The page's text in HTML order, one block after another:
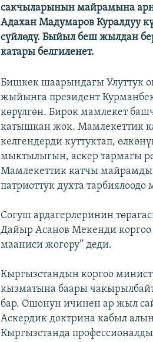
сакчыларынын майрамына
Адахан Мадумаров Куралдуу
сүйлөдү. Быйыл беш жылдан
катары белгиленет.
Бишкек шаарындагы Улуттук
жыйынга президент
көрүлгөн. Бирок мамлекет
катышкан жок. Мамлекеттик
келгендерди куттуктап,
мыктылыгын, аскер тармагы
Мамлекеттик катчы
патриоттук духта
Согуш ардагерлеринин
Дайыр Асанов Мекенди
мааниси жогору” деди.
Кыргызстандын коргоо
кызматына баары
бар. Ошонун ичинен ар жыл
Аскердик доктрина кабыл
Кыргызстанда